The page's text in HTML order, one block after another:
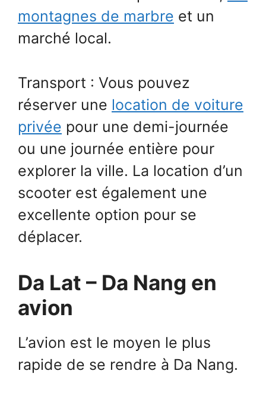
montagnes de marbre et un
marché local.
Transport : Vous pouvez
réserver une location de voiture
privée pour une demi-journée
ou une journée entière pour
explorer la ville. La location d’un
scooter est également une
excellente option pour se
déplacer.
Da Lat – Da Nang en
avion
L’avion est le moyen le plus
rapide de se rendre à Da Nang.